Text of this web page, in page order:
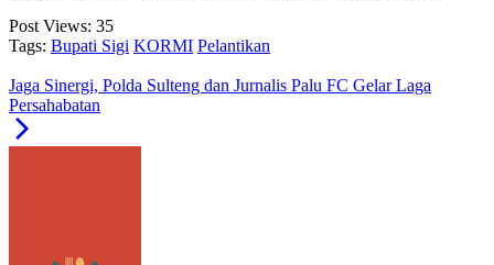
Post Views: 35
Tags: Bupati Sigi KORMI Pelantikan
Jaga Sinergi, Polda Sulteng dan Jurnalis Palu FC Gelar Laga
Persahabatan